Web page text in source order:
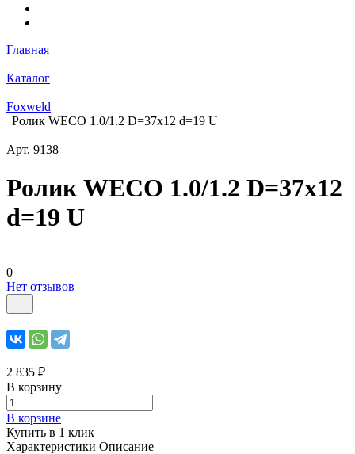
Главная
Каталог
Foxweld
Ролик WECO 1.0/1.2 D=37х12 d=19 U
Арт. 9138
Ролик WECO 1.0/1.2 D=37х12
d=19 U
0
Нет отзывов
2 835 ₽
В корзину
В корзине
Купить в 1 клик
Характеристики Описание